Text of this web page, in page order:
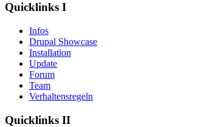
Quicklinks I
Infos
Drupal Showcase
Installation
Update
Forum
Team
Verhaltensregeln
Quicklinks II